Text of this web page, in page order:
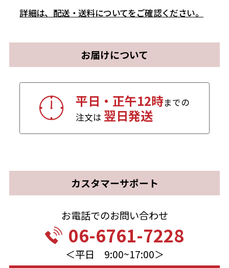
詳細は、配送・送料についてをご確認ください。
お届けについて
平日・正午12時までの
注文は 翌日発送
カスタマーサポート
お電話でのお問い合わせ
06-6761-7228
＜平日 9:00~17:00＞